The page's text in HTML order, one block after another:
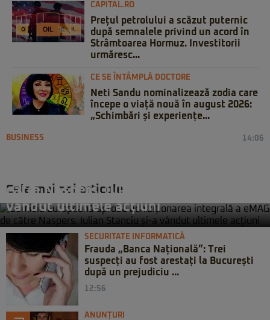
CAPITAL.RO
Prețul petrolului a scăzut puternic
după semnalele privind un acord în
Strâmtoarea Hormuz. Investitorii
urmăresc...
CE SE ÎNTÂMPLĂ DOCTORE
Neti Sandu nominalizează zodia care
începe o viață nouă în august 2026:
„Schimbări și experiențe...
Cele mai noi articole
BUSINESS 14:06
către Naspers. Iulian Stanciu și-a
vândut ultimele acțiuni
SECURITATE INFORMATICĂ
Frauda „Banca Națională”: Trei
suspecți au fost arestați la București
după un prejudiciu ...
12:56
ANUNȚURI